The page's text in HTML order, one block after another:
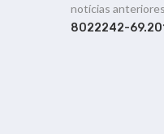
notícias anteriores
8022242-